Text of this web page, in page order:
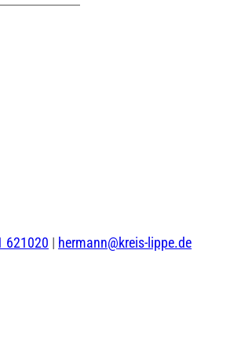
621020 | hermann@kreis-lippe.de